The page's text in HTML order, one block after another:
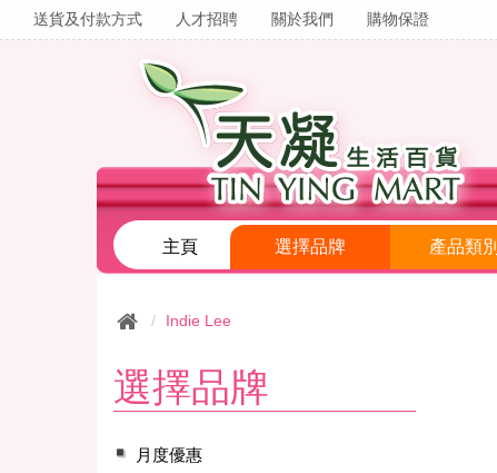
送貨及付款方式 人才招聘 關於我們 購物保證
主頁 選擇品牌 產品類別
Indie Lee
選擇品牌
月度優惠